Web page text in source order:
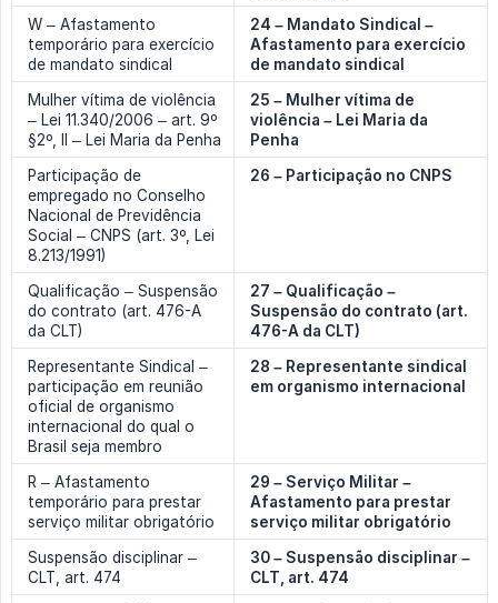
W – Afastamento
temporário para exercício
de mandato sindical
24 – Mandato Sindical –
Afastamento para exercício
de mandato sindical
Mulher vítima de violência
– Lei 11.340/2006 – art. 9º
§2º, II – Lei Maria da Penha
25 – Mulher vítima de
violência – Lei Maria da
Penha
Participação de
empregado no Conselho
Nacional de Previdência
Social – CNPS (art. 3º, Lei
8.213/1991)
26 – Participação no CNPS
Qualificação – Suspensão
do contrato (art. 476-A
da CLT)
27 – Qualificação –
Suspensão do contrato (art.
476-A da CLT)
Representante Sindical –
participação em reunião
oficial de organismo
internacional do qual o
Brasil seja membro
28 – Representante sindical
em organismo internacional
R – Afastamento
temporário para prestar
serviço militar obrigatório
29 – Serviço Militar –
Afastamento para prestar
serviço militar obrigatório
Suspensão disciplinar –
CLT, art. 474
30 – Suspensão disciplinar –
CLT, art. 474